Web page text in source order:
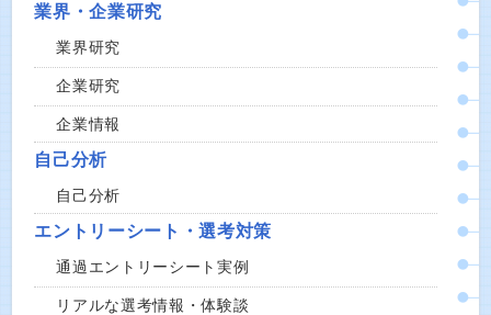
業界・企業研究
業界研究
企業研究
企業情報
自己分析
自己分析
エントリーシート・選考対策
通過エントリーシート実例
リアルな選考情報・体験談